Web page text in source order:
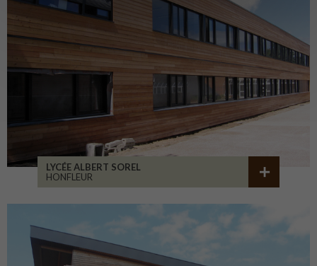
LYCÉE ALBERT SOREL
HONFLEUR